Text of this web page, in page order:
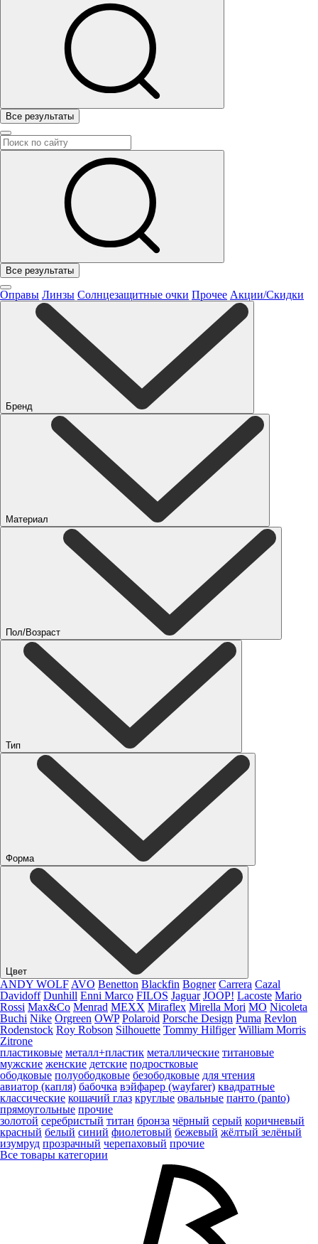
Все результаты
Все результаты
Оправы Линзы Солнцезащитные очки Прочее Акции/Скидки
Бренд
Материал
Пол/Возраст
Тип
Форма
Цвет
ANDY WOLF AVO Benetton Blackfin Bogner Carrera Cazal
Davidoff Dunhill Enni Marco FILOS Jaguar JOOP! Lacoste Mario
Rossi Max&Co Menrad MEXX Miraflex Mirella Mori MO Nicoleta
Buchi Nike Orgreen OWP Polaroid Porsche Design Puma Revlon
Rodenstock Roy Robson Silhouette Tommy Hilfiger William Morris
Zitrone
пластиковые металл+пластик металлические титановые
мужские женские детские подростковые
ободковые полуободковые безободковые для чтения
авиатор (капля) бабочка вэйфарер (wayfarer) квадратные
классические кошачий глаз круглые овальные панто (panto)
прямоугольные прочие
золотой серебристый титан бронза чёрный серый коричневый
красный белый синий фиолетовый бежевый жёлтый зелёный
изумруд прозрачный черепаховый прочие
Все товары категории